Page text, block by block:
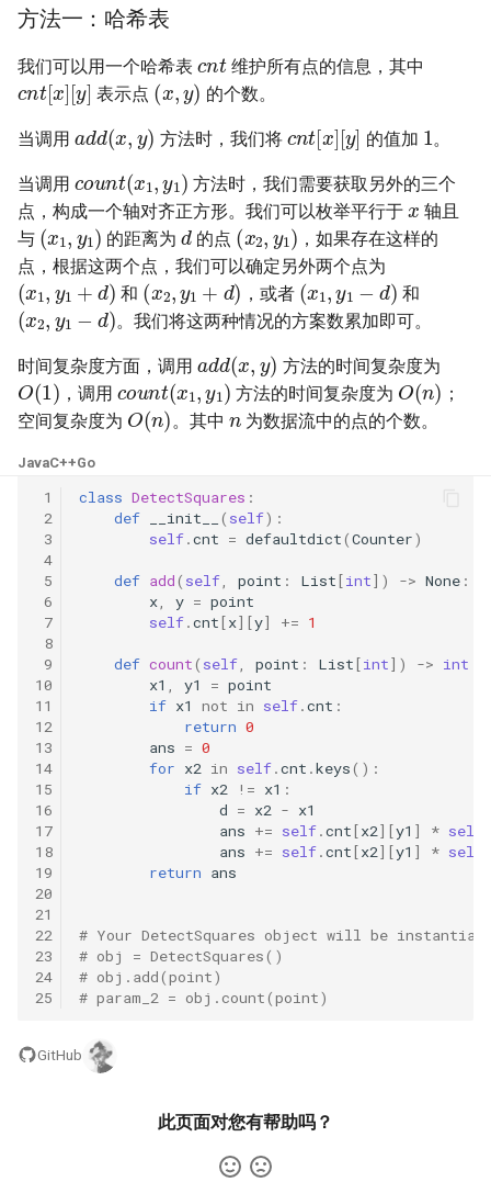
39. 数组中出现次数超过一半
40. 最小的 k 个数
41. 数据流中的中位数
42. 连续子数组的最大和
43. 1 ～ n 整数中 1 出现的次
数
44. 数字序列中某一位的数字
45. 把数组排成最小的数
47. 礼物的最大价值
48. 最长不含重复字符的子字
符串
49. 丑数
50. 第一个只出现一次的字符
51. 数组中的逆序对
52. 两个链表的第一个公共节
53.1. 在排序数组中查找数字 I
53.2. ～ n-1 中缺失的数字
54. 二叉搜索树的第 k 大节点
56.1. 数组中数字出现的次数
37. 小行星碰撞
38. 每日温度
39. 直方图最大矩形面积
40. 矩阵中最大的矩形
41. 滑动窗口的平均值
42. 最近请求次数
43. 往完全二叉树添加节点
44. 二叉树每层的最大值
45. 二叉树最底层最左边的值
46. 二叉树的右侧视图
47. 二叉树剪枝
48. 序列化与反序列化二叉树
49. 从根节点到叶节点的路径
数字之和
50. 向下的路径节点之和
51. 节点之和最大的路径
52. 展平二叉搜索树
53. 二叉搜索树中的中序后继
54. 所有大于等于节点的值之
55. 二叉搜索树迭代器
56. 二叉搜索树中两个节点之
8.2. 迷路的机器人
8.3. 魔术索引
8.4. 幂集
8.5. 递归乘法
8.6. 汉诺塔问题
8.7. 无重复字符串的排列组合
8.8. 有重复字符串的排列组合
8.9. 括号
8.10. 颜色填充
8.11. 硬币
8.12. 八皇后
8.13. 堆箱子
8.14. 布尔运算
10.1. 合并排序的数组
10.2. 变位词组
10.3. 搜索旋转数组
10.5. 稀疏数组搜索
10.9. 排序矩阵查找
10.10. 数字流的秩
方法一：哈希表
我们可以用一个哈希表 维护所有点的信息，其中
cnt[x]
[y]
表示点
(x,y)
的个数。
当调用
d d y
方法时，我们将
nt x]
]
的值加 。
当调用
n t y 1 )
方法时，我们需要获取另外的三个
点，构成一个轴对齐正方形。我们可以枚举平行于
x
轴且
与
( x1,y 1 )
的距离为
d
的点
(x2,y1)
，如果存在这样的
点，根据这两个点，我们可以确定另外两个点为
(x 1 ,y1+d)
和
(x 2,y1+d)
，或者
(x1,y 1−d)
和
(x2,y1−d)
。我们将这两种情况的方案数累加即可。
时间复杂度方面，调用
d d y
方法的时间复杂度为
O(1)
，调用
co u nt(x1,y1)
方法的时间复杂度为
O(n)
；
空间复杂度为
O(n)
。其中
n
为数据流中的点的个数。
JavaC++Go
1
2
3
4
5
6
7
8
9
10
11
12
13
14
15
16
17
18
19
20
21
22
23
24
25
class DetectSquares :
def
__init__ ( self):
self.cnt = defaultdict(Counter)
def add( self, point : List[int]) -> None :
x, y = point
self.cnt[x][y] += 1
def count( self, point : List[int]) -> int
x1 , y1 = point
if x1 not in self.cnt :
return 0
ans = 0
for x2 in self.cnt .keys():
if x2 != x1 :
d = x2 - x1
ans += self.cnt[x2][y1 ] * self
ans += self.cnt[x2][y1 ] * self
return ans
# Your DetectSquares object will be
# obj = DetectSquares()
# obj.add(point)
# param_2 = obj.count(point)
GitHub
此页面对您有帮助吗？